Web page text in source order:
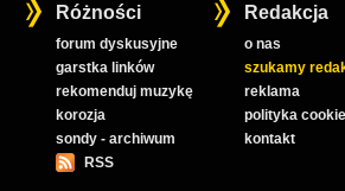
Różności
forum dyskusyjne
garstka linków
rekomenduj muzykę
korozja
sondy - archiwum
RSS
Redakcja
o nas
szukamy
reklama
polityka
kontakt